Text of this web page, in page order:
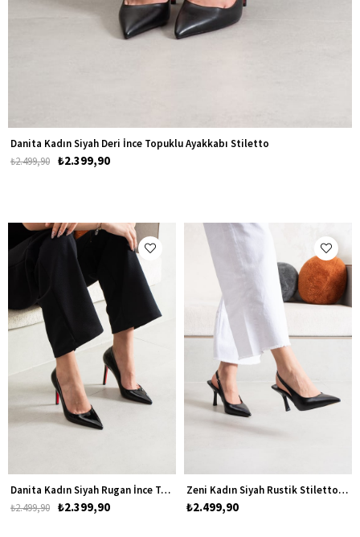
Danita Kadın Siyah Deri İnce Topuklu Ayakkabı Stiletto
₺2.399,90
₺2.499,90
Danita Kadın Siyah Rugan İnce Topuklu Ayakkabı Stiletto
₺2.399,90
₺2.499,90
Zeni Kadın Siyah Rustik Stiletto Topuklu Ayakkabı
₺2.499,90